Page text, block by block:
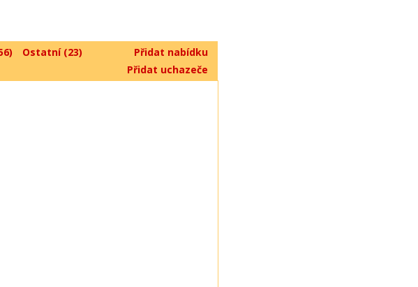
Ostatní (23)
Přidat nabídku
Přidat uchazeče